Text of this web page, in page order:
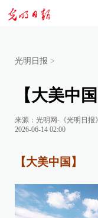
光明日报 >
【大美中
来源： 光明网-《光明日报》
2026-06-14 02:00
【大美中国】